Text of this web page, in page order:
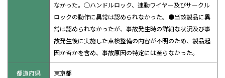
なかった。○ハンドルロック、連動ワイヤー及びサークル
ロックの動作に異常は認められなかった。●当該製品に異
常は認められなかったが、事故発生時の詳細な状況及び事
故発生後に実施した点検整備の内容が不明のため、製品起
因か否かを含め、事故原因の特定には至らなかった。
都道府県 東京都